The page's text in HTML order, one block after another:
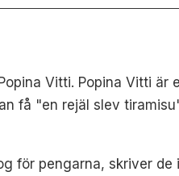
Vitti. Popina Vitti
få "en rejäl slev
för pengarna, skriver de